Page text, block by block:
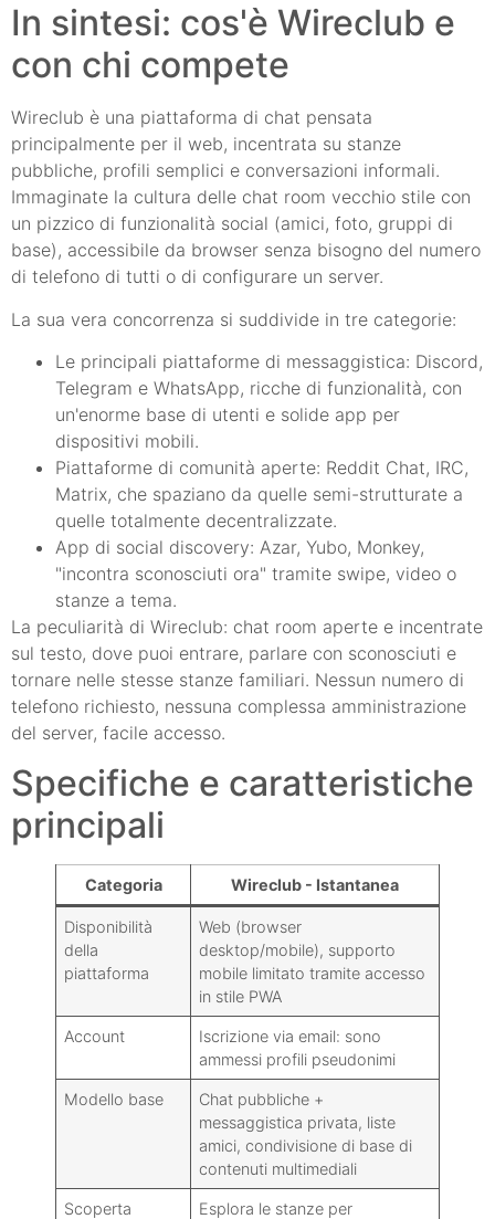
In sintesi: cos'è Wireclub e
con chi compete
Wireclub è una piattaforma di chat pensata
principalmente per il web, incentrata su stanze
pubbliche, profili semplici e conversazioni informali.
Immaginate la cultura delle chat room vecchio stile con
un pizzico di funzionalità social (amici, foto, gruppi di
base), accessibile da browser senza bisogno del numero
di telefono di tutti o di configurare un server.
La sua vera concorrenza si suddivide in tre categorie:
Le principali piattaforme di messaggistica: Discord,
Telegram e WhatsApp, ricche di funzionalità, con
un'enorme base di utenti e solide app per
dispositivi mobili.
Piattaforme di comunità aperte: Reddit Chat, IRC,
Matrix, che spaziano da quelle semi-strutturate a
quelle totalmente decentralizzate.
App di social discovery: Azar, Yubo, Monkey,
"incontra sconosciuti ora" tramite swipe, video o
stanze a tema.
La peculiarità di Wireclub: chat room aperte e incentrate
sul testo, dove puoi entrare, parlare con sconosciuti e
tornare nelle stesse stanze familiari. Nessun numero di
telefono richiesto, nessuna complessa amministrazione
del server, facile accesso.
Specifiche e caratteristiche
principali
Categoria Wireclub - Istantanea
Disponibilità
della
piattaforma
Web (browser
desktop/mobile), supporto
mobile limitato tramite accesso
in stile PWA
Account
Iscrizione via email: sono
ammessi profili pseudonimi
Modello base
Chat pubbliche +
messaggistica privata, liste
amici, condivisione di base di
contenuti multimediali
Scoperta
Esplora le stanze per